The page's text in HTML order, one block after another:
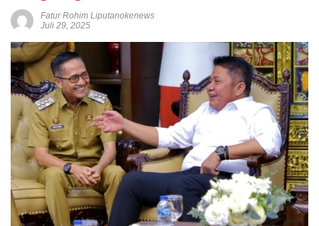
Fatur Rohim Liputanokenews
Juli 29, 2025